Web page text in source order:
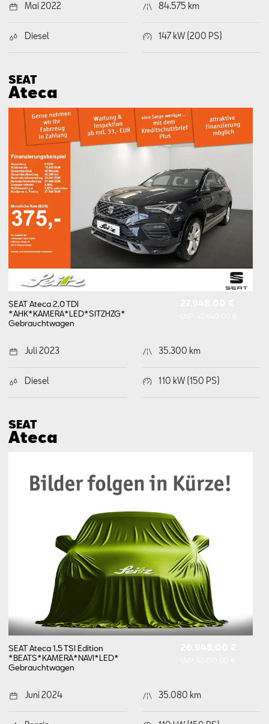
Mai 2022 84.575 km
Diesel 147 kW (200 PS)
SEAT
Ateca
SEAT Ateca 2.0 TDI
*AHK*KAMERA*LED*SITZHZG*
Gebrauchtwagen
Juli 2023 35.300 km
Diesel 110 kW (150 PS)
SEAT
Ateca
SEAT Ateca 1.5 TSI Edition
*BEATS*KAMERA*NAVI*LED*
Gebrauchtwagen
Juni 2024 35.080 km